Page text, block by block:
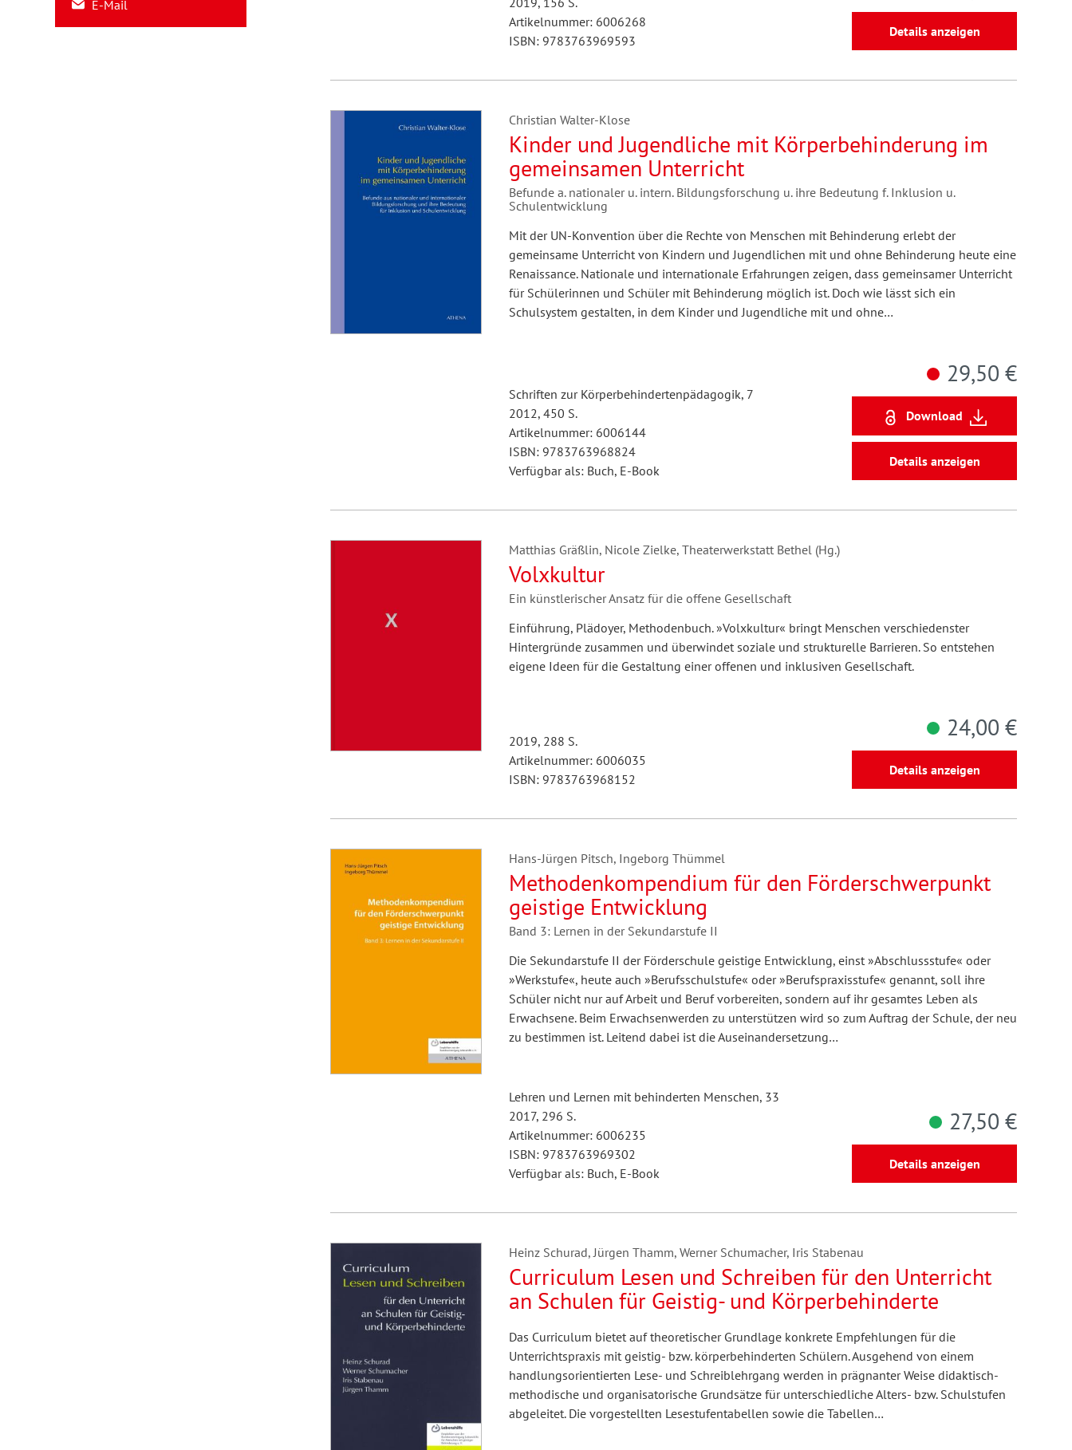
E-Mail
Artikelnummer: 6006268
ISBN: 9783763969593
Details anzeigen
Christian Walter-Klose
Kinder und Jugendliche mit Körperbehinderung im
gemeinsamen Unterricht
Befunde a. nationaler u. intern. Bildungsforschung u. ihre Bedeutung f. Inklusion u.
Schulentwicklung
Mit der UN-Konvention über die Rechte von Menschen mit Behinderung erlebt der
gemeinsame Unterricht von Kindern und Jugendlichen mit und ohne Behinderung heute eine
Renaissance. Nationale und internationale Erfahrungen zeigen, dass gemeinsamer Unterricht
für Schülerinnen und Schüler mit Behinderung möglich ist. Doch wie lässt sich ein
Schulsystem gestalten, in dem Kinder und Jugendliche mit und ohne…
Schriften zur Körperbehindertenpädagogik, 7
2012, 450 S.
Artikelnummer: 6006144
ISBN: 9783763968824
Verfügbar als: Buch, E-Book
29,50 €
Download
Details anzeigen
Matthias Gräßlin, Nicole Zielke, Theaterwerkstatt Bethel (Hg.)
Volxkultur
Ein künstlerischer Ansatz für die offene Gesellschaft
Einführung, Plädoyer, Methodenbuch. »Volxkultur« bringt Menschen verschiedenster
Hintergründe zusammen und überwindet soziale und strukturelle Barrieren. So entstehen
eigene Ideen für die Gestaltung einer offenen und inklusiven Gesellschaft.
2019, 288 S.
Artikelnummer: 6006035
ISBN: 9783763968152
24,00 €
Details anzeigen
Hans-Jürgen Pitsch, Ingeborg Thümmel
Methodenkompendium für den Förderschwerpunkt
geistige Entwicklung
Band 3: Lernen in der Sekundarstufe II
Die Sekundarstufe II der Förderschule geistige Entwicklung, einst »Abschlussstufe« oder
»Werkstufe«, heute auch »Berufsschulstufe« oder »Berufspraxisstufe« genannt, soll ihre
Schüler nicht nur auf Arbeit und Beruf vorbereiten, sondern auf ihr gesamtes Leben als
Erwachsene. Beim Erwachsenwerden zu unterstützen wird so zum Auftrag der Schule, der neu
zu bestimmen ist. Leitend dabei ist die Auseinandersetzung…
Lehren und Lernen mit behinderten Menschen, 33
2017, 296 S.
Artikelnummer: 6006235
ISBN: 9783763969302
Verfügbar als: Buch, E-Book
27,50 €
Details anzeigen
Heinz Schurad, Jürgen Thamm, Werner Schumacher, Iris Stabenau
Curriculum Lesen und Schreiben für den Unterricht
an Schulen für Geistig- und Körperbehinderte
Das Curriculum bietet auf theoretischer Grundlage konkrete Empfehlungen für die
Unterrichtspraxis mit geistig- bzw. körperbehinderten Schülern. Ausgehend von einem
handlungsorientierten Lese- und Schreiblehrgang werden in prägnanter Weise didaktisch-
methodische und organisatorische Grundsätze für unterschiedliche Alters- bzw. Schulstufen
abgeleitet. Die vorgestellten Lesestufentabellen sowie die Tabellen…